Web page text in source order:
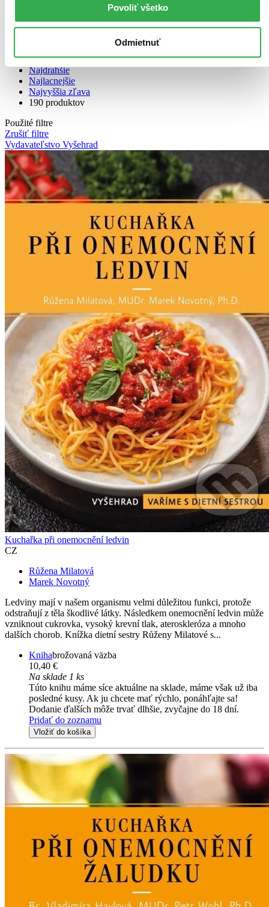
Povoliť všetko
Odmietnuť
Novinky
Najdrahšie
Najlacnejšie
Najvyššia zľava
190 produktov
Použité filtre
Zrušiť filtre
Vydavateľstvo Vyšehrad
Kuchařka při onemocnění ledvin
CZ
Růžena Milatová
Marek Novotný
Ledviny mají v našem organismu velmi důležitou funkci, protože
odstraňují z těla škodlivé látky. Následkem onemocnění ledvin může
vzniknout cukrovka, vysoký krevní tlak, ateroskleróza a mnoho
dalších chorob. Knížka dietní sestry Růženy Milatové s...
Knihabrožovaná väzba
10,40 €
Na sklade 1 ks
Túto knihu máme síce aktuálne na sklade, máme však už iba
posledné kusy. Ak ju chcete mať rýchlo, ponáhľajte sa!
Dodanie ďalších môže trvať dlhšie, zvyčajne do 18 dní.
Pridať do zoznamu
Vložiť do košíka